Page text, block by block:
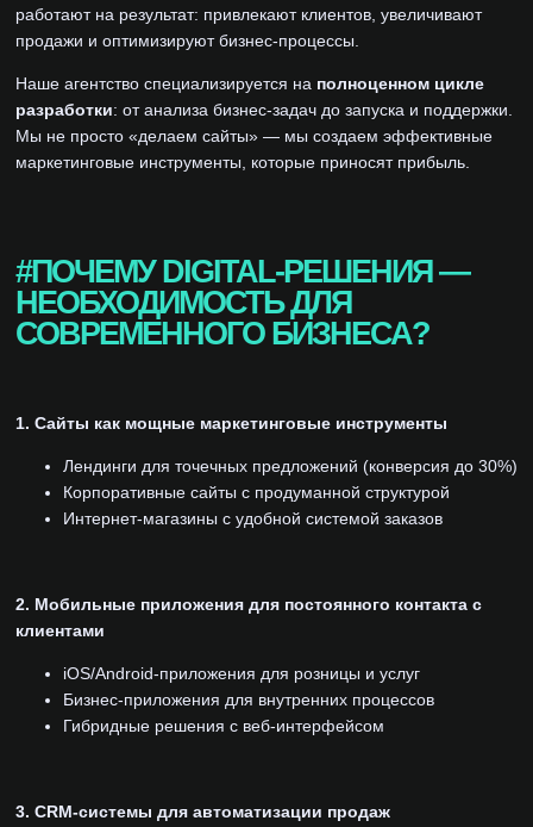
работают на результат: привлекают клиентов, увеличивают
продажи и оптимизируют бизнес-процессы.
Наше агентство специализируется на полноценном цикле
разработки: от анализа бизнес-задач до запуска и поддержки.
Мы не просто «делаем сайты» — мы создаем эффективные
маркетинговые инструменты, которые приносят прибыль.
#ПОЧЕМУ DIGITAL-РЕШЕНИЯ —
НЕОБХОДИМОСТЬ ДЛЯ
СОВРЕМЕННОГО БИЗНЕСА?
1. Сайты как мощные маркетинговые инструменты
Лендинги для точечных предложений (конверсия до 30%)
Корпоративные сайты с продуманной структурой
Интернет-магазины с удобной системой заказов
2. Мобильные приложения для постоянного контакта с
клиентами
iOS/Android-приложения для розницы и услуг
Бизнес-приложения для внутренних процессов
Гибридные решения с веб-интерфейсом
3. CRM-системы для автоматизации продаж